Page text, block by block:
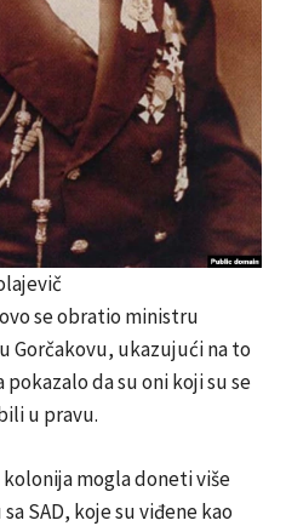
se obratio ministru
Gorčakovu, ukazujući na to
da su oni koji su se
u pravu.
mogla doneti više
SAD, koje su viđene kao